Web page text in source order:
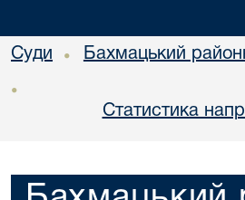
Суди • Бахмацький
•
Статистика